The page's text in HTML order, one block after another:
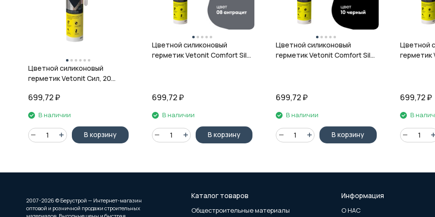
Цветной силиконовый
герметик Vetonit Сил, 20
699,72 ₽
В наличии
В корзину
Цветной силиконовый
герметик Vetonit Comfort Sil,
699,72₽
В наличии
В корзину
Цветной силиконовый
герметик Vetonit Comfort Sil,
699,72₽
В наличии
В корзину
Цветной
герметик
699,72₽
В
2007-2026 © Берустрой — Интернет-магазин
оптовой и розничной продажи строительных
Каталог товаров
Общестроительные материалы
Информация
О НАС